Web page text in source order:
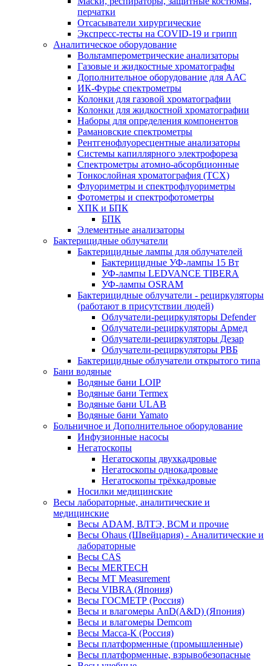
перчатки
Отсасыватели хирургические
Экспресс-тесты на COVID-19 и грипп
Аналитическое оборудование
Вольтамперометрические анализаторы
Газовые и жидкостные хроматографы
Дополнительное оборудование для ААС
ИК-Фурье спектрометры
Колонки для газовой хроматографии
Колонки для жидкостной хроматографии
Наборы для определения компонентов
Рамановские спектрометры
Рентгенофлуоресцентные анализаторы
Системы капиллярного электрофореза
Спектрометры атомно-абсорбционные
Тонкослойная хроматография (ТСХ)
Флуориметры и спектрофлуориметры
Фотометры и спектрофотометры
ХПК и БПК
БПК
Элементные анализаторы
Бактерицидные облучатели
Бактерицидные лампы для облучателей
Бактерицидные УФ-лампы 15 Вт
УФ-лампы LEDVANCE TIBERA
УФ-лампы OSRAM
Бактерицидные облучатели - рециркуляторы
(работают в присутствии людей)
Облучатели-рециркуляторы Defender
Облучатели-рециркуляторы Армед
Облучатели-рециркуляторы Дезар
Облучатели-рециркуляторы РВБ
Бактерицидные облучатели открытого типа
Бани водяные
Водяные бани LOIP
Водяные бани Termex
Водяные бани ULAB
Водяные бани Yamato
Больничное и Дополнительное оборудование
Инфузионные насосы
Негатоскопы
Негатоскопы двухкадровые
Негатоскопы однокадровые
Негатоскопы трёхкадровые
Носилки медицинские
Весы лабораторные, аналитические и
медицинские
Весы ADAM, ВЛТЭ, BCM и прочие
Весы Ohaus (Швейцария) - Аналитические и
лабораторные
Весы CAS
Весы MERTECH
Весы MT Measurement
Весы VIBRA (Япония)
Весы ГОСМЕТР (Россия)
Весы и влагомеры AnD(A&D) (Япония)
Весы и влагомеры Demcom
Весы Масса-К (Россия)
Весы платформенные (промышленные)
Весы платформенные, взрывобезопасные